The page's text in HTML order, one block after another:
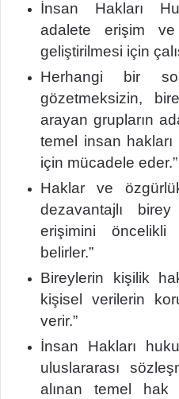
İnsan Hakları
adalete erişim
geliştirilmesi için
Herhangi bir
gözetmeksizin,
arayan grupların
temel insan hakları
için mücadele eder.”
Haklar ve
dezavantajlı
erişimini öncelikli
belirler.”
Bireylerin kişilik
kişisel verilerin
verir.”
İnsan Hakları
uluslararası
alınan temel hak